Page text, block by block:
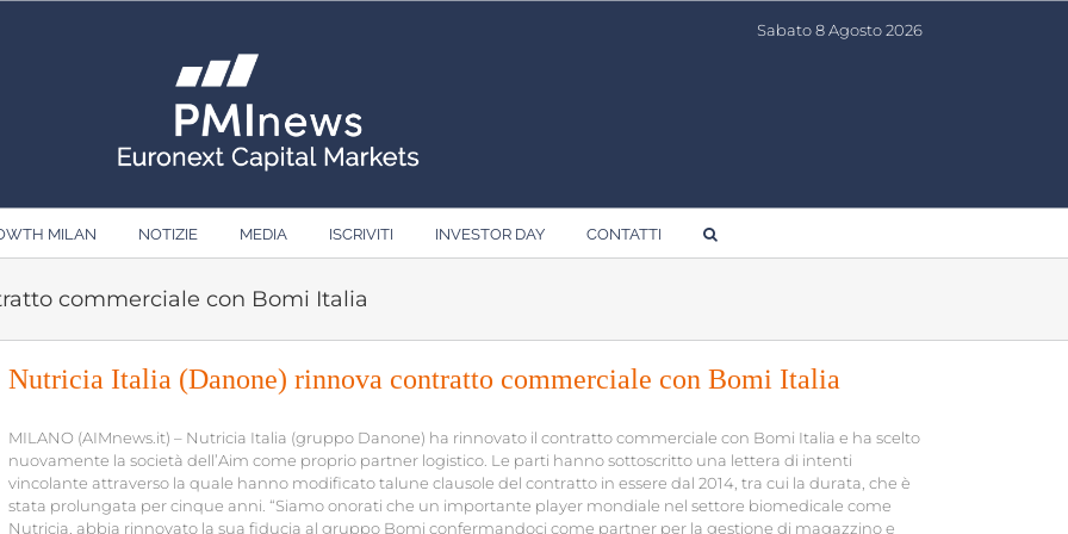
Sabato 8 Agosto 2026
MILAN NOTIZIE MEDIA ISCRIVITI INVESTOR DAY CONTATTI
commerciale con Bomi Italia
Nutricia Italia (Danone) rinnova contratto commerciale con Bomi Italia
MILANO (AIMnews.it) – Nutricia Italia (gruppo Danone) ha rinnovato il contratto commerciale con Bomi Italia e ha scelto
nuovamente la società dell’Aim come proprio partner logistico. Le parti hanno sottoscritto una lettera di intenti
vincolante attraverso la quale hanno modificato talune clausole del contratto in essere dal 2014, tra cui la durata, che è
stata prolungata per cinque anni. “Siamo onorati che un importante player mondiale nel settore biomedicale come
Nutricia, abbia rinnovato la sua fiducia al gruppo Bomi confermandoci come partner per la gestione di magazzino e